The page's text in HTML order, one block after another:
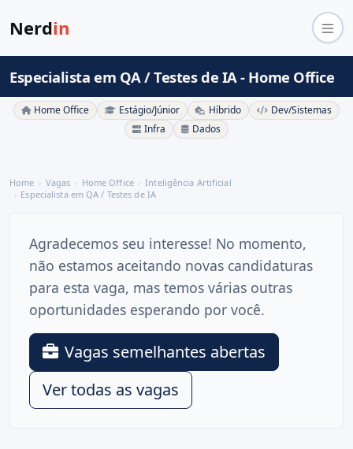
Nerdin
Especialista em QA / Testes de IA - Home Office
Home Office Estágio/Júnior Híbrido
Dev/Sistemas
Infra
Dados
Home Vagas Home Office
Inteligência Artificial
Especialista em QA / Testes de IA
Agradecemos seu interesse! No momento,
não estamos aceitando novas candidaturas
para esta vaga, mas temos várias outras
oportunidades esperando por você.
Vagas semelhantes abertas
Ver todas as vagas